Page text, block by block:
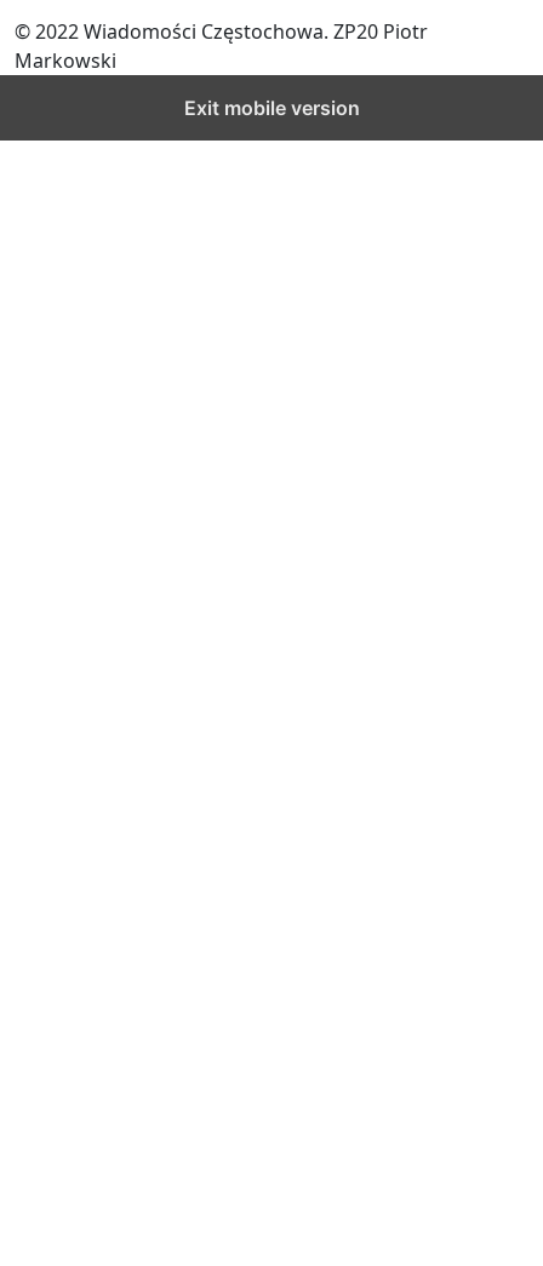
© 2022 Wiadomości Częstochowa. ZP20 Piotr
Markowski
Exit mobile version